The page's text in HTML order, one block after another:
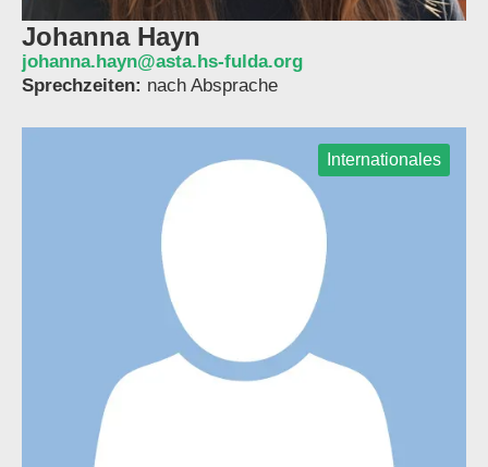
Johanna Hayn
johanna.hayn@asta.hs-fulda.org
Sprechzeiten: nach Absprache
Internationales